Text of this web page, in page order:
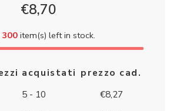
€8,70
300item(s) left in stock.
acquistati prezzo cad.
5 - 10 €8,27